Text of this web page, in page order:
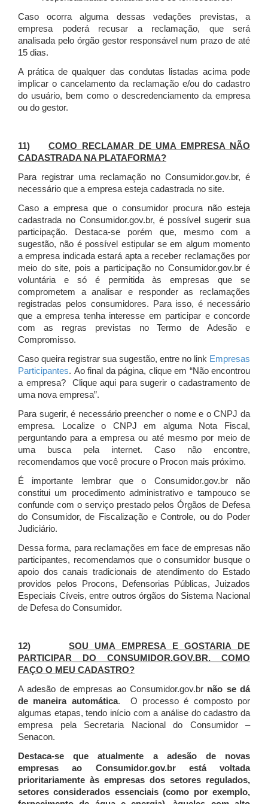
Caso ocorra alguma dessas vedações previstas, a
empresa poderá recusar a reclamação, que será
analisada pelo órgão gestor responsável num prazo de até
15 dias.
A prática de qualquer das condutas listadas acima pode
implicar o cancelamento da reclamação e/ou do cadastro
do usuário, bem como o descredenciamento da empresa
ou do gestor.
11)COMO RECLAMAR DE UMA EMPRESA NÃO
CADASTRADA NA PLATAFORMA?
Para registrar uma reclamação no Consumidor.gov.br, é
necessário que a empresa esteja cadastrada no site.
Caso a empresa que o consumidor procura não esteja
cadastrada no Consumidor.gov.br, é possível sugerir sua
participação. Destaca-se porém que, mesmo com a
sugestão, não é possível estipular se em algum momento
a empresa indicada estará apta a receber reclamações por
meio do site, pois a participação no Consumidor.gov.br é
voluntária e só é permitida às empresas que se
comprometem a analisar e responder as reclamações
registradas pelos consumidores. Para isso, é necessário
que a empresa tenha interesse em participar e concorde
com as regras previstas no Termo de Adesão e
Compromisso.
Caso queira registrar sua sugestão, entre no link Empresas
Participantes. Ao final da página, clique em “Não encontrou
a empresa? Clique aqui para sugerir o cadastramento de
uma nova empresa”.
Para sugerir, é necessário preencher o nome e o CNPJ da
empresa. Localize o CNPJ em alguma Nota Fiscal,
perguntando para a empresa ou até mesmo por meio de
uma busca pela internet. Caso não encontre,
recomendamos que você procure o Procon mais próximo.
É importante lembrar que o Consumidor.gov.br não
constitui um procedimento administrativo e tampouco se
confunde com o serviço prestado pelos Órgãos de Defesa
do Consumidor, de Fiscalização e Controle, ou do Poder
Judiciário.
Dessa forma, para reclamações em face de empresas não
participantes, recomendamos que o consumidor busque o
apoio dos canais tradicionais de atendimento do Estado
providos pelos Procons, Defensorias Públicas, Juizados
Especiais Cíveis, entre outros órgãos do Sistema Nacional
de Defesa do Consumidor.
12) SOU UMA EMPRESA E GOSTARIA DE
PARTICIPAR DO CONSUMIDOR.GOV.BR. COMO
FAÇO O MEU CADASTRO?
A adesão de empresas ao Consumidor.gov.br não se dá
de maneira automática. O processo é composto por
algumas etapas, tendo início com a análise do cadastro da
empresa pela Secretaria Nacional do Consumidor –
Senacon.
Destaca-se que atualmente a adesão de novas
empresas ao Consumidor.gov.br está voltada
prioritariamente às empresas dos setores regulados,
setores considerados essenciais (como por exemplo,